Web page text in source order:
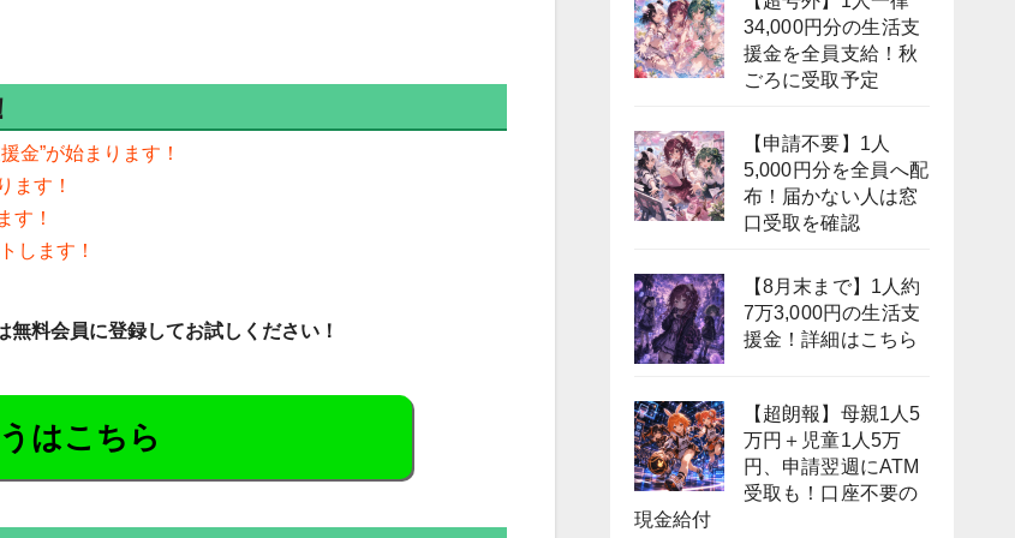
金”が始まります！
ます！
す！
します！
料会員に登録してお試しください！
はこちら
34,000円分の生活支
援金を全員支給！秋
ごろに受取予定
【申請不要】1人
5,000円分を全員へ配
布！届かない人は窓
口受取を確認
【8月末まで】1人約
7万3,000円の生活支
援金！詳細はこちら
【超朗報】母親1人5
万円＋児童1人5万
円、申請翌週にATM
受取も！口座不要の
現金給付